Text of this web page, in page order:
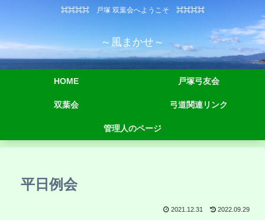
⌘⌘⌘⌘ 戸塚 双葉会へようこそ ⌘⌘⌘⌘
～風まかせ～
HOME 戸塚弓友会
双葉会 弓道関連リンク
管理人のページ
平日例会
2021.12.31 2022.09.29